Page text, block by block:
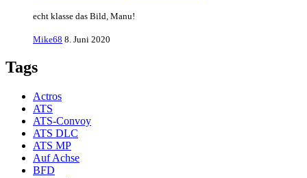
echt klasse das Bild, Manu!
Mike68 8. Juni 2020
Tags
Actros
ATS
ATS-Convoy
ATS DLC
ATS MP
Auf Achse
BFD